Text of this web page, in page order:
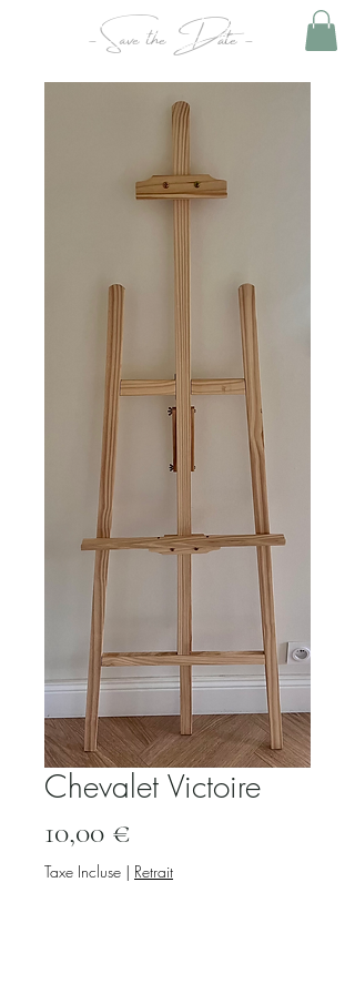
- Save the Date -
Chevalet Victoire
10,00 €Prix
Taxe Incluse | Retrait